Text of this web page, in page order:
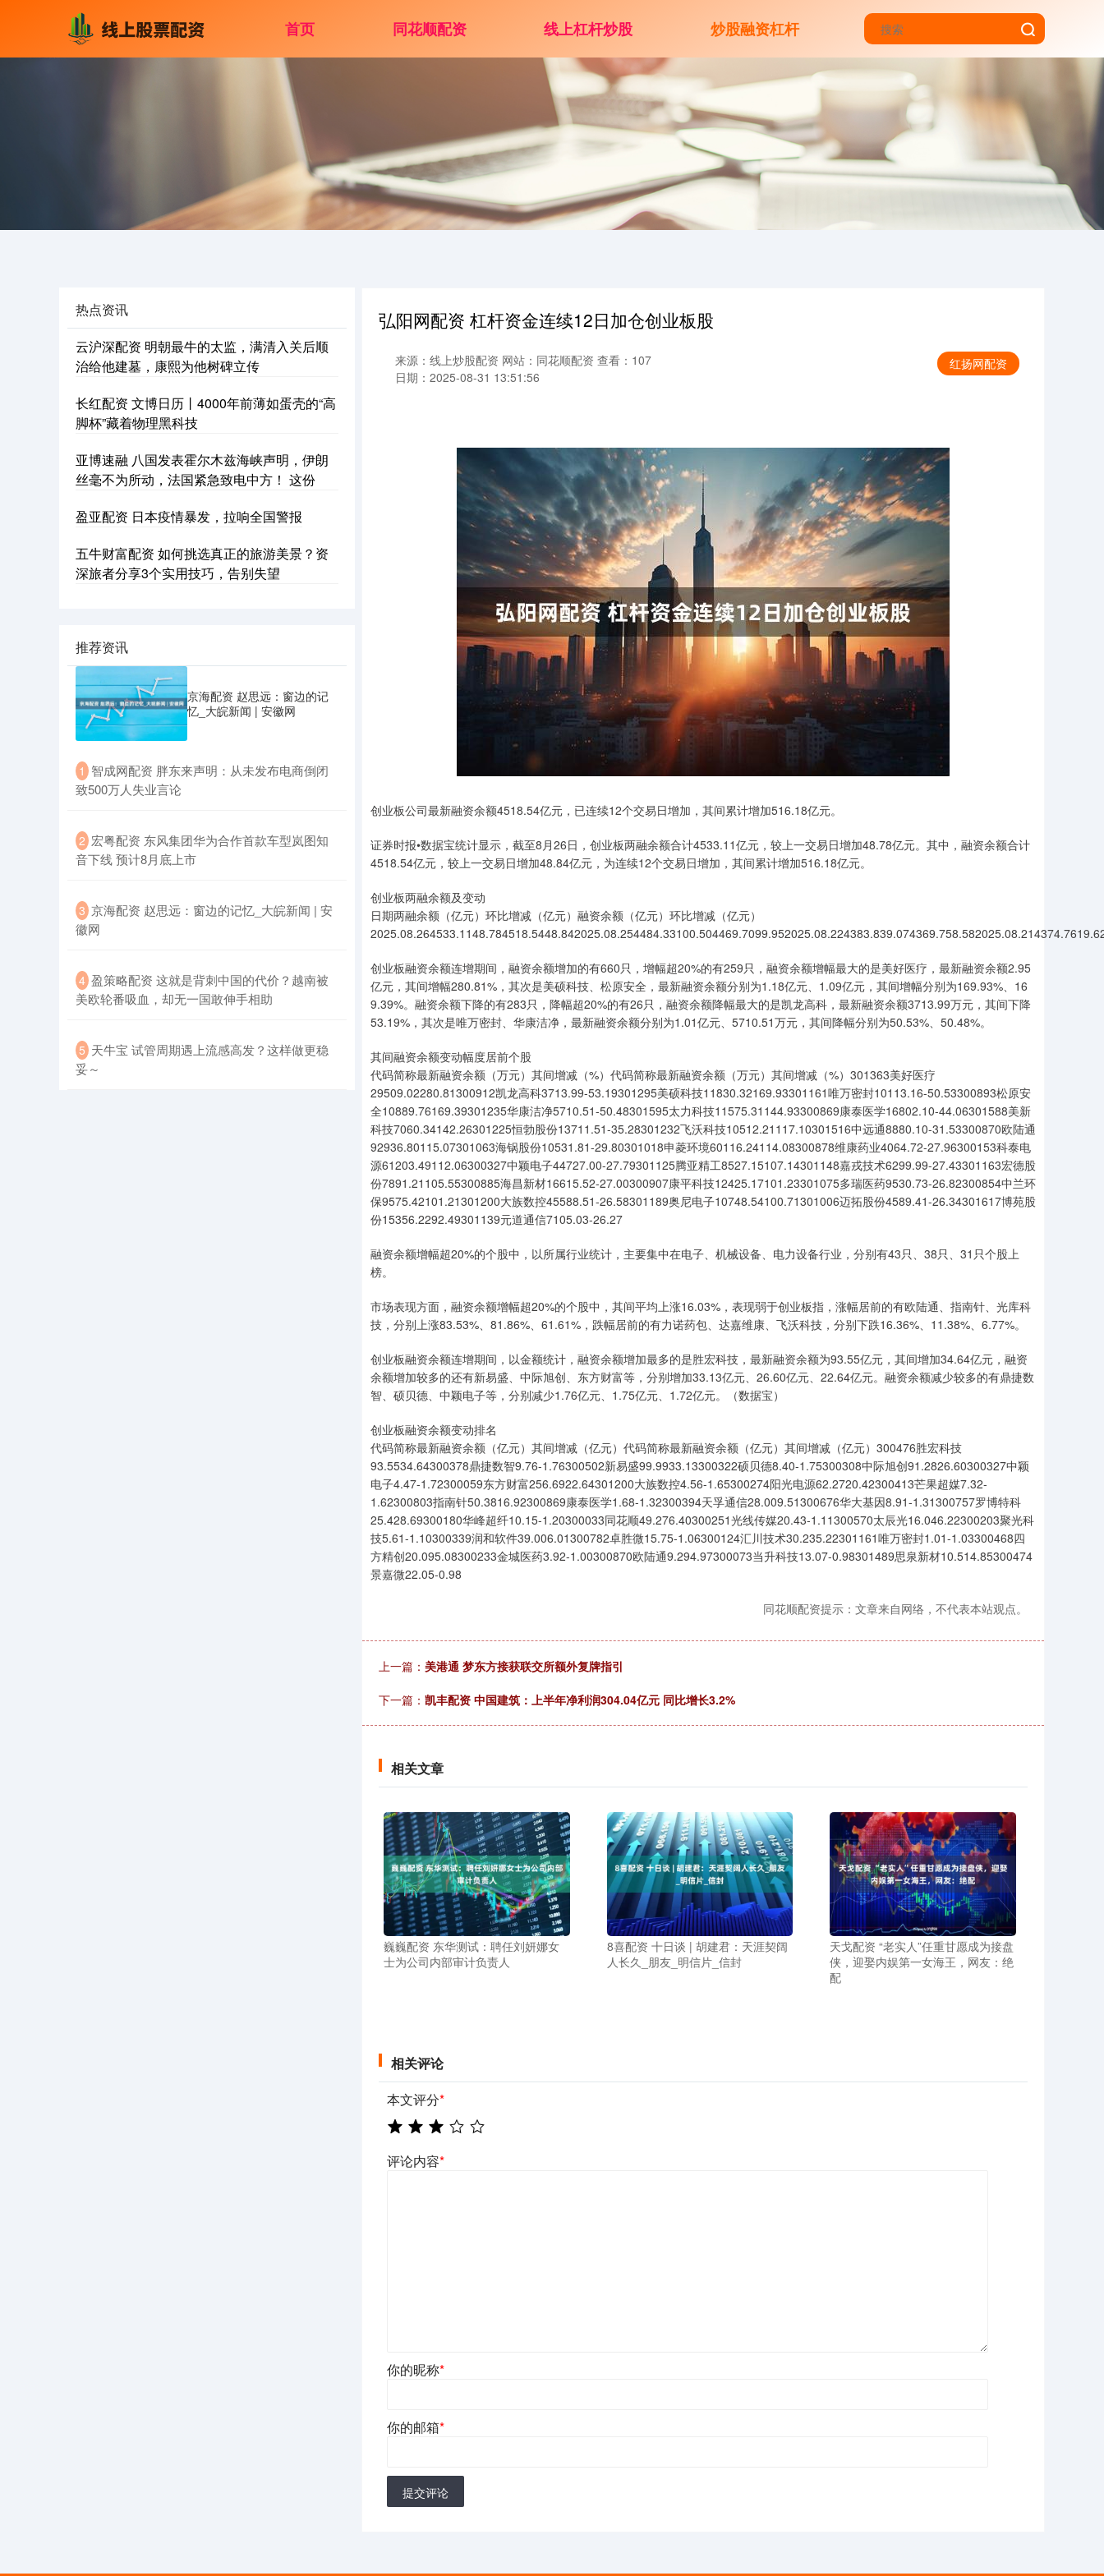
首页 同花顺配资 线上杠杆炒股 炒股融资杠杆
弘阳网配资 杠杆资金连续12日加仓创业板股
红扬网配资
来源：线上炒股配资 网站：同花顺配资 查看：107
日期：2025-08-31 13:51:56
创业板公司最新融资余额4518.54亿元，已连续12个交易日增加，其间累计增加516.18亿元。
证券时报•数据宝统计显示，截至8月26日，创业板两融余额合计4533.11亿元，较上一交易日增加48.78亿元。其中，融资余额合计
4518.54亿元，较上一交易日增加48.84亿元，为连续12个交易日增加，其间累计增加516.18亿元。
创业板两融余额及变动
日期两融余额（亿元）环比增减（亿元）融资余额（亿元）环比增减（亿元）
创业板融资余额连增期间，融资余额增加的有660只，增幅超20%的有259只，融资余额增幅最大的是美好医疗，最新融资余额2.95
亿元，其间增幅280.81%，其次是美硕科技、松原安全，最新融资余额分别为1.18亿元、1.09亿元，其间增幅分别为169.93%、16
9.39%。融资余额下降的有283只，降幅超20%的有26只，融资余额降幅最大的是凯龙高科，最新融资余额3713.99万元，其间下降
53.19%，其次是唯万密封、华康洁净，最新融资余额分别为1.01亿元、5710.51万元，其间降幅分别为50.53%、50.48%。
其间融资余额变动幅度居前个股
代码简称最新融资余额（万元）其间增减（%）代码简称最新融资余额（万元）其间增减（%）301363美好医疗
29509.02280.81300912凯龙高科3713.99-53.19301295美硕科技11830.32169.93301161唯万密封10113.16-50.53300893松原安
全10889.76169.39301235华康洁净5710.51-50.48301595太力科技11575.31144.93300869康泰医学16802.10-44.06301588美新
科技7060.34142.26301225恒勃股份13711.51-35.28301232飞沃科技10512.21117.10301516中远通8880.10-31.53300870欧陆通
92936.80115.07301063海锅股份10531.81-29.80301018申菱环境60116.24114.08300878维康药业4064.72-27.96300153科泰电
源61203.49112.06300327中颖电子44727.00-27.79301125腾亚精工8527.15107.14301148嘉戎技术6299.99-27.43301163宏德股
份7891.21105.55300885海昌新材16615.52-27.00300907康平科技12425.17101.23301075多瑞医药9530.73-26.82300854中兰环
保9575.42101.21301200大族数控45588.51-26.58301189奥尼电子10748.54100.71301006迈拓股份4589.41-26.34301617博苑股
份15356.2292.49301139元道通信7105.03-26.27
融资余额增幅超20%的个股中，以所属行业统计，主要集中在电子、机械设备、电力设备行业，分别有43只、38只、31只个股上
榜。
市场表现方面，融资余额增幅超20%的个股中，其间平均上涨16.03%，表现弱于创业板指，涨幅居前的有欧陆通、指南针、光库科
技，分别上涨83.53%、81.86%、61.61%，跌幅居前的有力诺药包、达嘉维康、飞沃科技，分别下跌16.36%、11.38%、6.77%。
创业板融资余额连增期间，以金额统计，融资余额增加最多的是胜宏科技，最新融资余额为93.55亿元，其间增加34.64亿元，融资
余额增加较多的还有新易盛、中际旭创、东方财富等，分别增加33.13亿元、26.60亿元、22.64亿元。融资余额减少较多的有鼎捷数
智、硕贝德、中颖电子等，分别减少1.76亿元、1.75亿元、1.72亿元。（数据宝）
创业板融资余额变动排名
代码简称最新融资余额（亿元）其间增减（亿元）代码简称最新融资余额（亿元）其间增减（亿元）300476胜宏科技
93.5534.64300378鼎捷数智9.76-1.76300502新易盛99.9933.13300322硕贝德8.40-1.75300308中际旭创91.2826.60300327中颖
电子4.47-1.72300059东方财富256.6922.64301200大族数控4.56-1.65300274阳光电源62.2720.42300413芒果超媒7.32-
1.62300803指南针50.3816.92300869康泰医学1.68-1.32300394天孚通信28.009.51300676华大基因8.91-1.31300757罗博特科
25.428.69300180华峰超纤10.15-1.20300033同花顺49.276.40300251光线传媒20.43-1.11300570太辰光16.046.22300203聚光科
技5.61-1.10300339润和软件39.006.01300782卓胜微15.75-1.06300124汇川技术30.235.22301161唯万密封1.01-1.03300468四
方精创20.095.08300233金城医药3.92-1.00300870欧陆通9.294.97300073当升科技13.07-0.98301489思泉新材10.514.85300474
景嘉微22.05-0.98
同花顺配资提示：文章来自网络，不代表本站观点。
上一篇： 美港通 梦东方接获联交所额外复牌指引
下一篇： 凯丰配资 中国建筑：上半年净利润304.04亿元 同比增长3.2%
相关文章
巍巍配资 东华测试：聘任刘妍娜女
士为公司内部审计负责人
8喜配资 十日谈 | 胡建君：天涯契阔
人长久_朋友_明信片_信封
天戈配资 “老实人”任重甘愿成为接盘
侠，迎娶内娱第一女海王，网友：绝
配
相关评论
本文评分*
评论内容*
你的昵称*
你的邮箱*
提交评论
热点资讯
云沪深配资 明朝最牛的太监，满清入关后顺
治给他建墓，康熙为他树碑立传
长红配资 文博日历丨4000年前薄如蛋壳的“高
脚杯”藏着物理黑科技
亚博速融 八国发表霍尔木兹海峡声明，伊朗
丝毫不为所动，法国紧急致电中方！ 这份
盈亚配资 日本疫情暴发，拉响全国警报
五牛财富配资 如何挑选真正的旅游美景？资
深旅者分享3个实用技巧，告别失望
推荐资讯
京海配资 赵思远：窗边的记
忆_大皖新闻 | 安徽网
1 ​智成网配资 胖东来声明：从未发布电商倒闭
致500万人失业言论
2 ​宏粤配资 东风集团华为合作首款车型岚图知
音下线 预计8月底上市
3 ​京海配资 赵思远：窗边的记忆_大皖新闻 | 安
徽网
4 ​盈策略配资 这就是背刺中国的代价？越南被
美欧轮番吸血，却无一国敢伸手相助
5 ​天牛宝 试管周期遇上流感高发？这样做更稳
妥～